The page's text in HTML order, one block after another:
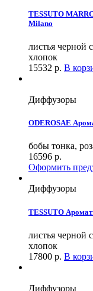
TESSUTO
Milano
листья черной
хлопок
15532 р. В
Диффузоры
ODEROSAE
бобы тонка,
16596 р.
Оформить
Диффузоры
TESSUTO
листья черной
хлопок
17800 р. В
Диффузоры